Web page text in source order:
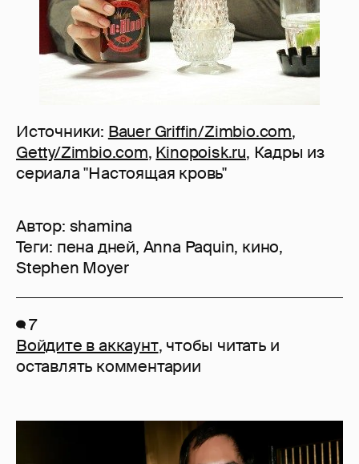
Источники: Bauer Griffin/Zimbio.com,
Getty/Zimbio.com, Kinopoisk.ru, Кадры из
сериала "Настоящая кровь"
Автор: shamina
Теги: пена дней, Anna Paquin, кино,
Stephen Moyer
7
Войдите в аккаунт, чтобы читать и
оставлять комментарии